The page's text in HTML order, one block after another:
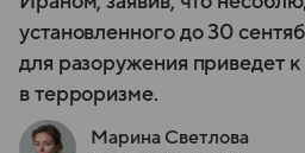
установленного до 30
для разоружения приведет
в терроризме.
Марина Светлова